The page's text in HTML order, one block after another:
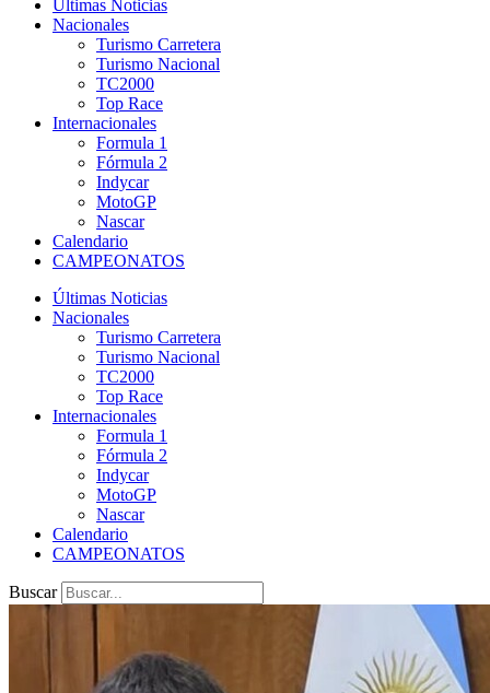
Últimas Noticias
Nacionales
Turismo Carretera
Turismo Nacional
TC2000
Top Race
Internacionales
Formula 1
Fórmula 2
Indycar
MotoGP
Nascar
Calendario
CAMPEONATOS
Últimas Noticias
Nacionales
Turismo Carretera
Turismo Nacional
TC2000
Top Race
Internacionales
Formula 1
Fórmula 2
Indycar
MotoGP
Nascar
Calendario
CAMPEONATOS
Buscar